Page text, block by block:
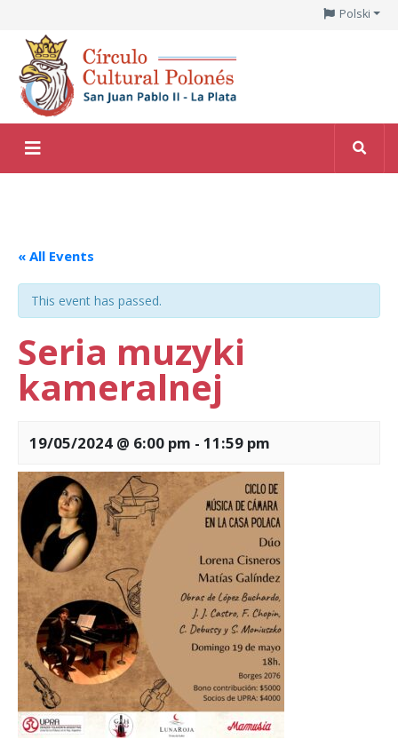
Polski
« All Events
This event has passed.
Seria muzyki
kameralnej
19/05/2024 @ 6:00 pm - 11:59 pm